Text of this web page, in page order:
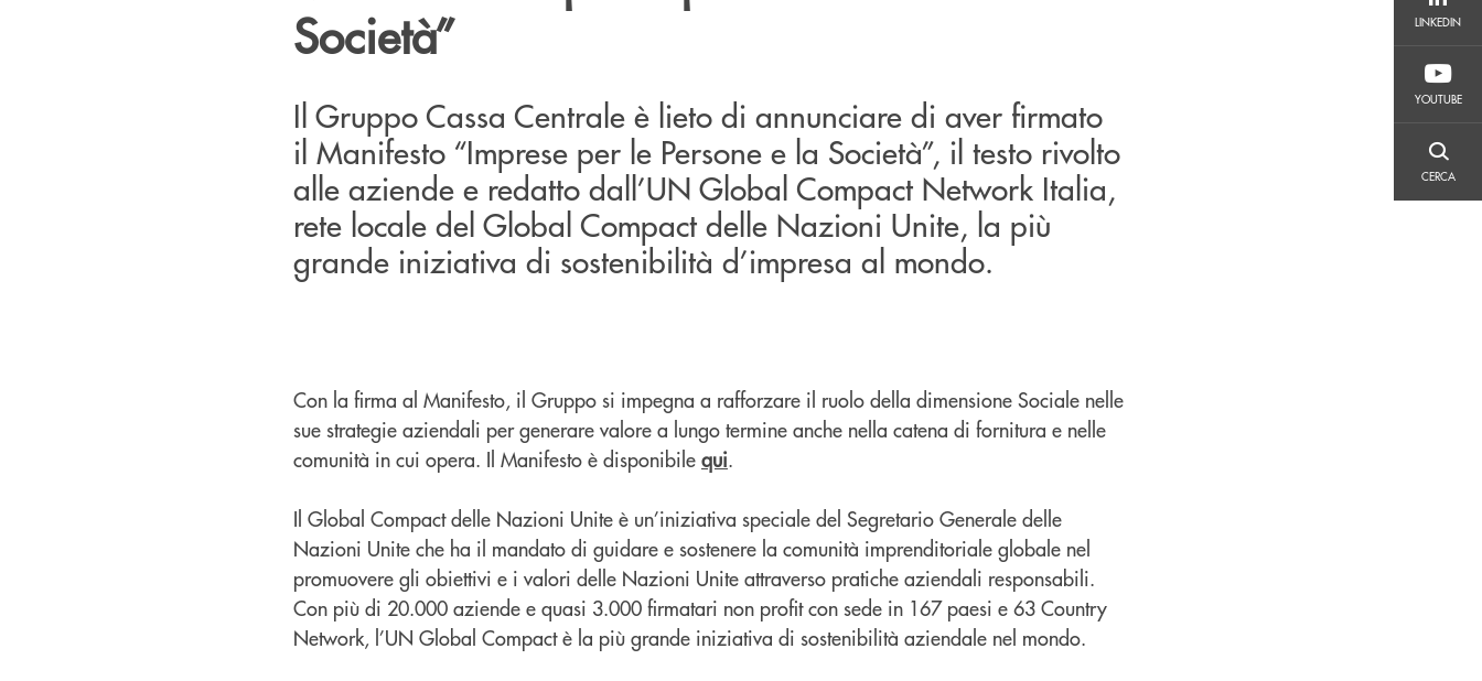
LINKEDIN
YOUTUBE
CERCA
Società”
Il Gruppo Cassa Centrale è lieto di annunciare di aver firmato
il Manifesto “Imprese per le Persone e la Società”, il testo rivolto
alle aziende e redatto dall’UN Global Compact Network Italia,
rete locale del Global Compact delle Nazioni Unite, la più
grande iniziativa di sostenibilità d’impresa al mondo.
Con la firma al Manifesto, il Gruppo si impegna a rafforzare il ruolo della dimensione Sociale nelle
sue strategie aziendali per generare valore a lungo termine anche nella catena di fornitura e nelle
comunità in cui opera. Il Manifesto è disponibile qui.
Il Global Compact delle Nazioni Unite è un’iniziativa speciale del Segretario Generale delle
Nazioni Unite che ha il mandato di guidare e sostenere la comunità imprenditoriale globale nel
promuovere gli obiettivi e i valori delle Nazioni Unite attraverso pratiche aziendali responsabili.
Con più di 20.000 aziende e quasi 3.000 firmatari non profit con sede in 167 paesi e 63 Country
Network, l’UN Global Compact è la più grande iniziativa di sostenibilità aziendale nel mondo.